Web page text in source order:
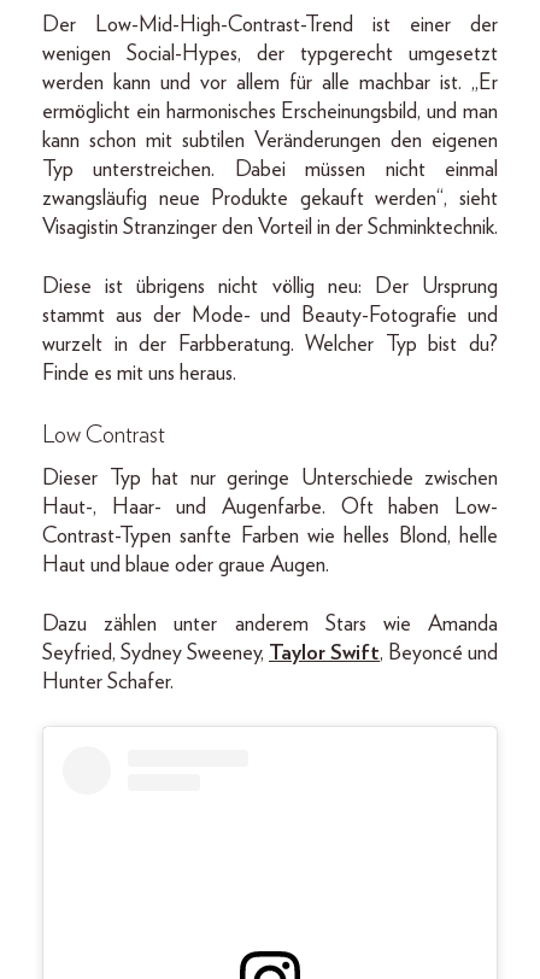
Der Low-Mid-High-Contrast-Trend ist einer der
wenigen Social-Hypes, der typgerecht umgesetzt
werden kann und vor allem für alle machbar ist. „Er
ermöglicht ein harmonisches Erscheinungsbild, und man
kann schon mit subtilen Veränderungen den eigenen
Typ unterstreichen. Dabei müssen nicht einmal
zwangsläufig neue Produkte gekauft werden“, sieht
Visagistin Stranzinger den Vorteil in der Schminktechnik.
Diese ist übrigens nicht völlig neu: Der Ursprung
stammt aus der Mode- und Beauty-Fotografie und
wurzelt in der Farbberatung. Welcher Typ bist du?
Finde es mit uns heraus.
Low Contrast
Dieser Typ hat nur geringe Unterschiede zwischen
Haut-, Haar- und Augenfarbe. Oft haben Low-
Contrast-Typen sanfte Farben wie helles Blond, helle
Haut und blaue oder graue Augen.
Dazu zählen unter anderem Stars wie Amanda
Seyfried, Sydney Sweeney, Taylor Swift, Beyoncé und
Hunter Schafer.